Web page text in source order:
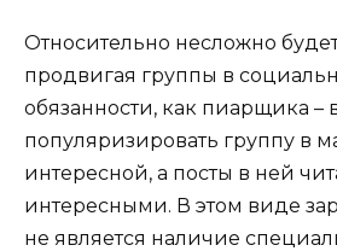
Относительно несложно
продвигая группы в
обязанности, как пиарщика –
популяризировать группу в
интересной, а посты в ней
интересными. В этом виде
не является наличие